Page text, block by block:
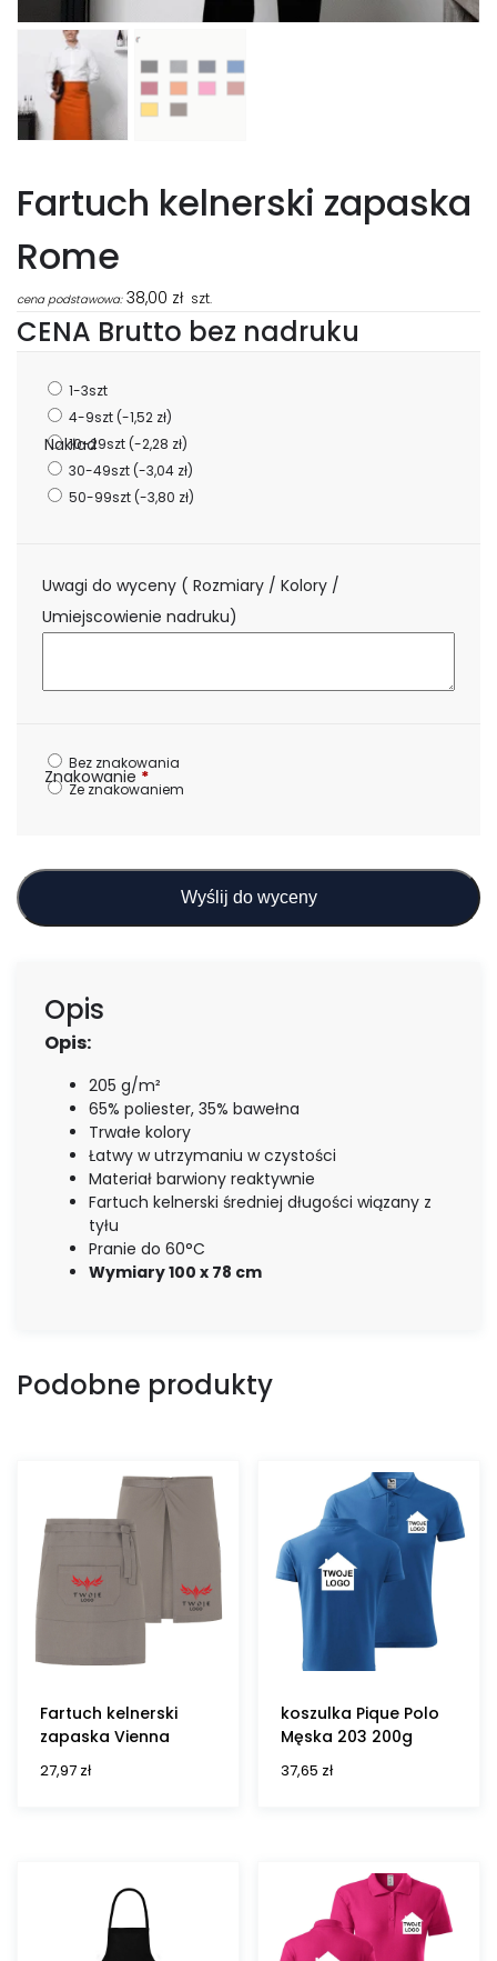
Fartuch kelnerski zapaska
Rome
cena podstawowa: 38,00 zł szt.
CENA Brutto bez nadruku
Nakład
1-3szt
4-9szt(-1,52 zł)
10-29szt(-2,28 zł)
30-49szt(-3,04 zł)
50-99szt(-3,80 zł)
Uwagi do wyceny ( Rozmiary / Kolory /
Umiejscowienie nadruku)
Znakowanie *
Bez znakowania
Ze znakowaniem
Wyślij do wyceny
Opis
Opis:
205 g/m²
65% poliester, 35% bawełna
Trwałe kolory
Łatwy w utrzymaniu w czystości
Materiał barwiony reaktywnie
Fartuch kelnerski średniej długości wiązany z
tyłu
Pranie do 60°C
Wymiary 100 x 78 cm
Podobne produkty
Fartuch kelnerski
zapaska Vienna
27,97 zł
koszulka Pique Polo
Męska 203 200g
37,65 zł